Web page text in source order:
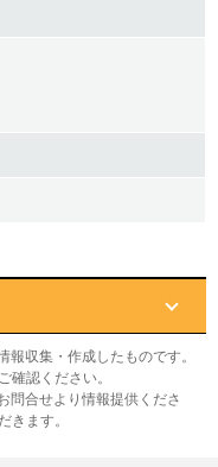
収集・作成したものです。
確認ください。
問合せより情報提供くださ
きます。